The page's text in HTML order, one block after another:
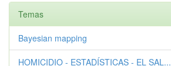
Temas
Bayesian mapping
HOMICIDIO - ESTADÍSTICAS - EL SAL...